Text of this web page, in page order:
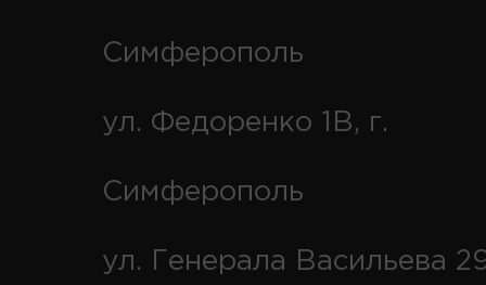
Симферополь
ул. Федоренко 1В, г.
Симферополь
ул. Генерала Васильева